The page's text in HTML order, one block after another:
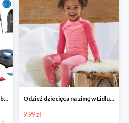
CRIVIT® Unihokej, pitchball, bean bag lub disc golf Odzież dziecięca na zimę w Lidlu Online od 9,99 zł
9.99 zł